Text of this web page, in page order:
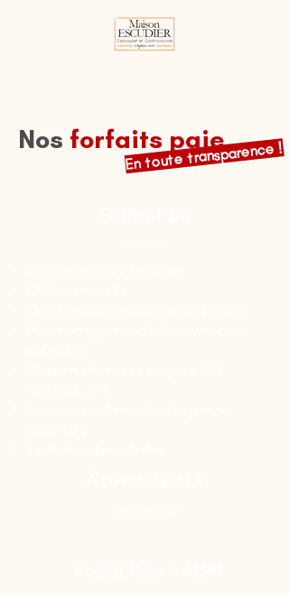
Nos forfaits paie
En toute transparence !